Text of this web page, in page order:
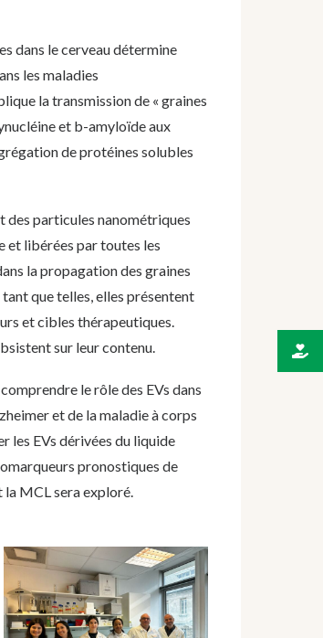
dans le cerveau détermine
les maladies
latransmission de « graines
et b-amyloïde aux
de protéines solubles
des particules nanométriques
et libérées par toutes les
lapropagation des graines
que telles, elles présentent
et cibles thérapeutiques.
sur leur contenu.
le rôle des EVs dans
et de la maladie à corps
les EVs dérivées du liquide
pronostiques de
la MCL sera exploré.